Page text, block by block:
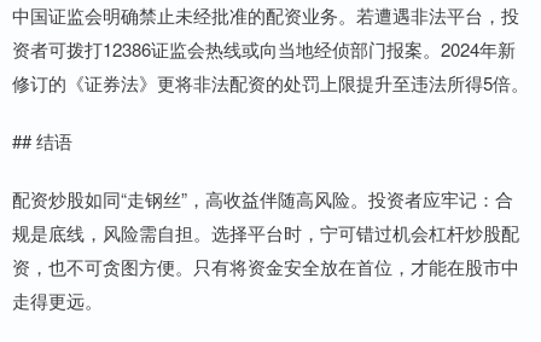
中国证监会明确禁止未经批准的配资业务。若遭遇非法平台，投
资者可拨打12386证监会热线或向当地经侦部门报案。2024年新
修订的《证券法》更将非法配资的处罚上限提升至违法所得5倍。
## 结语
配资炒股如同“走钢丝”，高收益伴随高风险。投资者应牢记：合
规是底线，风险需自担。选择平台时，宁可错过机会杠杆炒股配
资，也不可贪图方便。只有将资金安全放在首位，才能在股市中
走得更远。